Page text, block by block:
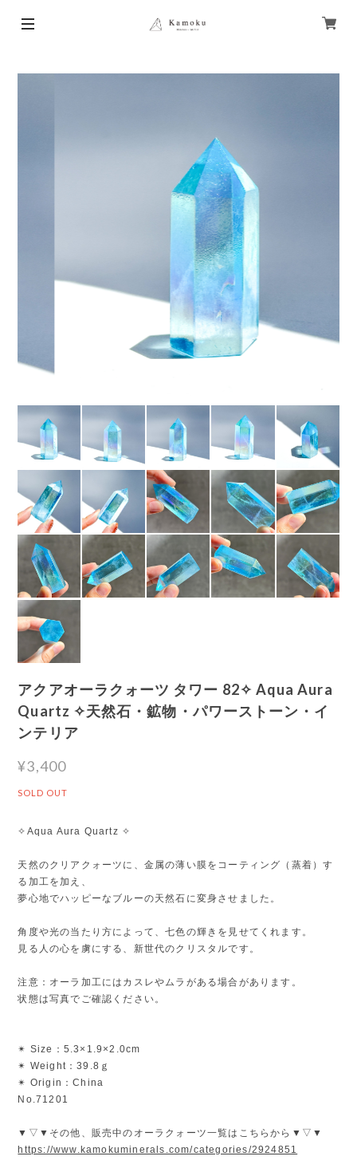
アクアオーラクォーツ タワー 82✧ Aqua Aura
Quartz ✧天然石・鉱物・パワーストーン・イ
ンテリア
¥3,400
SOLD OUT
✧Aqua Aura Quartz ✧
天然のクリアクォーツに、金属の薄い膜をコーティング（蒸着）す
る加工を加え、
夢心地でハッピーなブルーの天然石に変身させました。
角度や光の当たり方によって、七色の輝きを見せてくれます。
見る人の心を虜にする、新世代のクリスタルです。
注意：オーラ加工にはカスレやムラがある場合があります。
状態は写真でご確認ください。
✴︎ Size：5.3×1.9×2.0cm
✴︎ Weight：39.8ｇ
✴︎ Origin：China
No.71201
▼▽▼その他、販売中のオーラクォーツ一覧はこちらから▼▽▼
https://www.kamokuminerals.com/categories/2924851